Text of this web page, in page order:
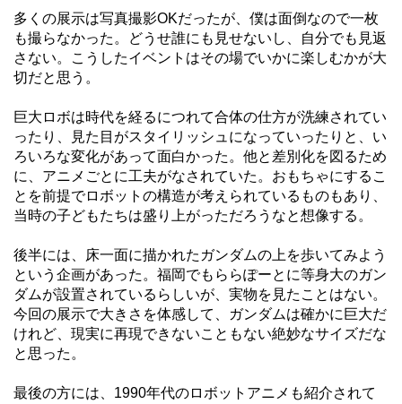
多くの展示は写真撮影OKだったが、僕は面倒なので一枚
も撮らなかった。どうせ誰にも見せないし、自分でも見返
さない。こうしたイベントはその場でいかに楽しむかが大
切だと思う。
巨大ロボは時代を経るにつれて合体の仕方が洗練されてい
ったり、見た目がスタイリッシュになっていったりと、い
ろいろな変化があって面白かった。他と差別化を図るため
に、アニメごとに工夫がなされていた。おもちゃにするこ
とを前提でロボットの構造が考えられているものもあり、
当時の子どもたちは盛り上がっただろうなと想像する。
後半には、床一面に描かれたガンダムの上を歩いてみよう
という企画があった。福岡でもららぽーとに等身大のガン
ダムが設置されているらしいが、実物を見たことはない。
今回の展示で大きさを体感して、ガンダムは確かに巨大だ
けれど、現実に再現できないこともない絶妙なサイズだな
と思った。
最後の方には、1990年代のロボットアニメも紹介されて